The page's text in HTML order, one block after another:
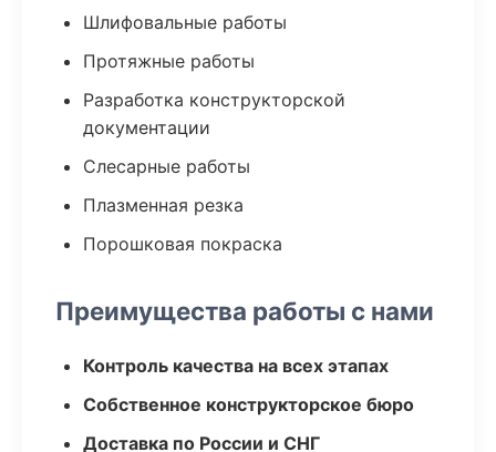
Шлифовальные работы
Протяжные работы
Разработка конструкторской
документации
Слесарные работы
Плазменная резка
Порошковая покраска
Преимущества работы с нами
Контроль качества на всех этапах
Собственное конструкторское бюро
Доставка по России и СНГ